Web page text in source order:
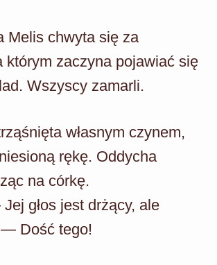
Melis chwyta się za
którym zaczyna pojawiać się
Wszyscy zamarli.
własnym czynem,
rękę. Oddycha
na córkę.
głos jest drżący, ale
Dość tego!